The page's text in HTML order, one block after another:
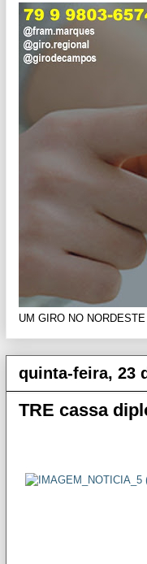
UM GIRO NO NORDESTE
quinta-feira, 23
TRE cassa